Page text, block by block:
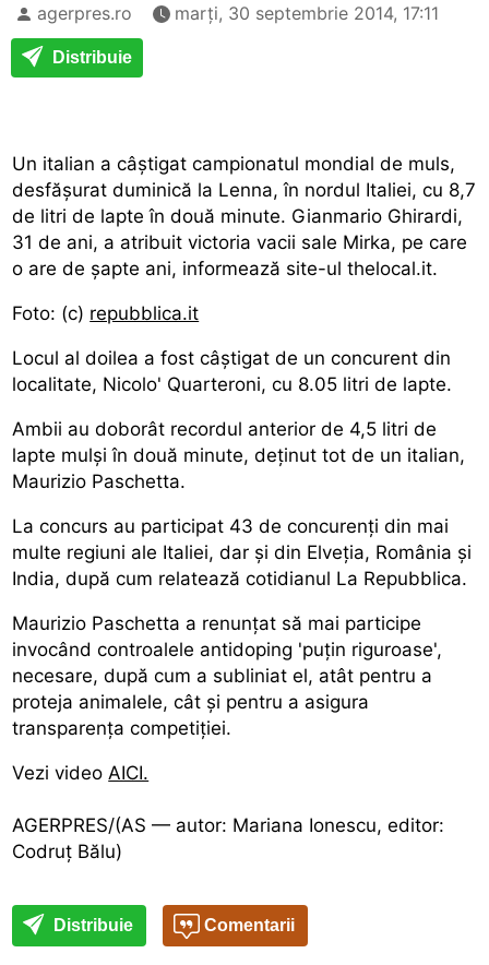
agerpres.ro marți, 30 septembrie 2014, 17:11
Distribuie
Un italian a câștigat campionatul mondial de muls,
desfășurat duminică la Lenna, în nordul Italiei, cu 8,7
de litri de lapte în două minute. Gianmario Ghirardi,
31 de ani, a atribuit victoria vacii sale Mirka, pe care
o are de șapte ani, informează site-ul thelocal.it.
Foto: (c) repubblica.it
Locul al doilea a fost câștigat de un concurent din
localitate, Nicolo' Quarteroni, cu 8.05 litri de lapte.
Ambii au doborât recordul anterior de 4,5 litri de
lapte mulși în două minute, deținut tot de un italian,
Maurizio Paschetta.
La concurs au participat 43 de concurenți din mai
multe regiuni ale Italiei, dar și din Elveția, România și
India, după cum relatează cotidianul La Repubblica.
Maurizio Paschetta a renunțat să mai participe
invocând controalele antidoping 'puțin riguroase',
necesare, după cum a subliniat el, atât pentru a
proteja animalele, cât și pentru a asigura
transparența competiției.
Vezi video AICI.
AGERPRES/(AS — autor: Mariana Ionescu, editor:
Codruț Bălu)
Distribuie Comentarii